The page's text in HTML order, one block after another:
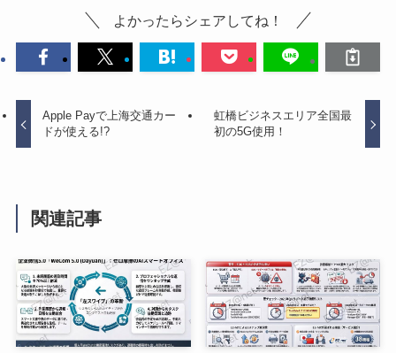
よかったらシェアしてね！
Apple Payで上海交通カー
ドが使える!?
虹橋ビジネスエリア全国最
初の5G使用！
関連記事